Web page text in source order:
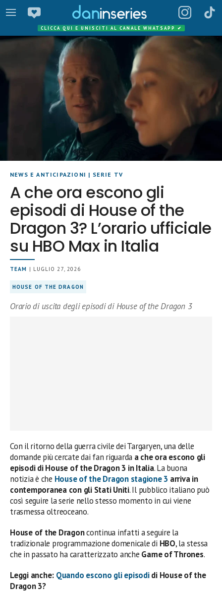
CLICCA QUI E UNISCITI AL CANALE WHATSAPP ✔
NEWS E ANTICIPAZIONI | SERIE TV
A che ora escono gli
episodi di House of the
Dragon 3? L’orario ufficiale
su HBO Max in Italia
TEAM | LUGLIO 27, 2026
HOUSE OF THE DRAGON
Orario di uscita degli episodi di House of the Dragon 3
Con il ritorno della guerra civile dei Targaryen, una delle
domande più cercate dai fan riguarda a che ora escono gli
episodi di House of the Dragon 3 in Italia. La buona
notizia è che House of the Dragon stagione 3 arriva in
contemporanea con gli Stati Uniti. Il pubblico italiano può
così seguire la serie nello stesso momento in cui viene
trasmessa oltreoceano.
House of the Dragoncontinua infatti a seguire la
tradizionale programmazione domenicale di HBO, la stessa
che in passato ha caratterizzato anche Game of Thrones.
Leggi anche: Quando escono gli episodidi House of the
Dragon 3?